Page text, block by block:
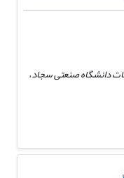
دانشگاه صنعتی سجاد،